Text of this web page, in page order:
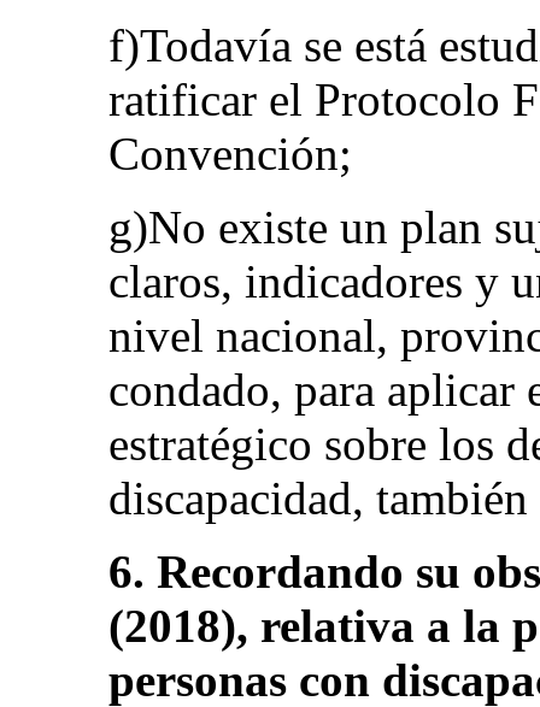
f)Todavía se está
ratificar el Protocolo
Convención;
g)No existe un plan
claros, indicadores y
nivel nacional,
condado, para aplicar
estratégico sobre los
discapacidad,
6. Recordando su
(2018), relativa a la
personas con